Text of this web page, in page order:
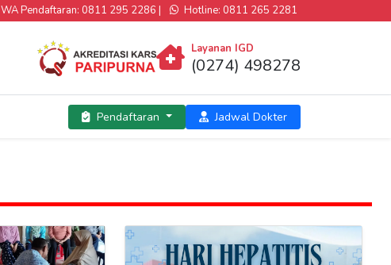
WA Pendaftaran: 0811 295 2286 | Hotline: 0811 265 2281
Layanan IGD
(0274) 498278
Pendaftaran Jadwal Dokter